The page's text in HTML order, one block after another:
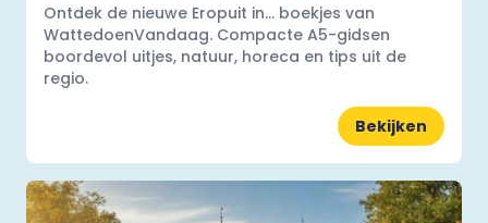
Ontdek de nieuwe Eropuit in... boekjes van
WattedoenVandaag. Compacte A5-gidsen
boordevol uitjes, natuur, horeca en tips uit de
regio.
Bekijken